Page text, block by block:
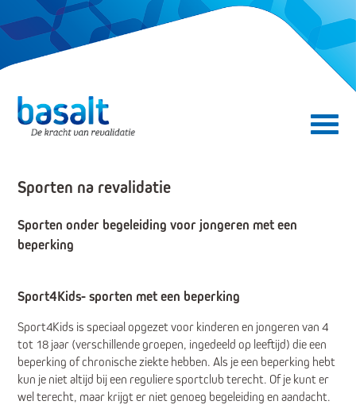
Direct naar de contentDirect naar de navigatie
Sporten na revalidatie
Sporten onder begeleiding voor jongeren met een
beperking
Sport4Kids- sporten met een beperking
Sport4Kids is speciaal opgezet voor kinderen en jongeren van 4
tot 18 jaar (verschillende groepen, ingedeeld op leeftijd) die een
beperking of chronische ziekte hebben. Als je een beperking hebt
kun je niet altijd bij een reguliere sportclub terecht. Of je kunt er
wel terecht, maar krijgt er niet genoeg begeleiding en aandacht.